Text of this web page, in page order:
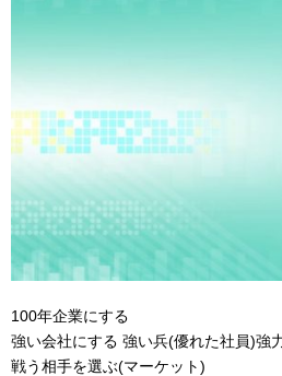
100年企業にする
強い会社にする 強い兵(優れた社員)強
戦う相手を選ぶ(マーケット)